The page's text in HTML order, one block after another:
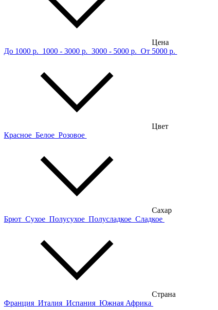
Цена
До 1000 р. 1000 - 3000 р. 3000 - 5000 р. От 5000 р.
Цвет
Красное Белое Розовое
Сахар
Брют Сухое Полусухое Полусладкое Сладкое
Страна
Франция Италия Испания Южная Африка